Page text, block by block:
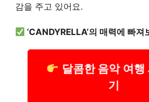
감을 주고 있어요.
‘CANDYRELLA’의 매력에 빠져
달콤한 음악 여행
기